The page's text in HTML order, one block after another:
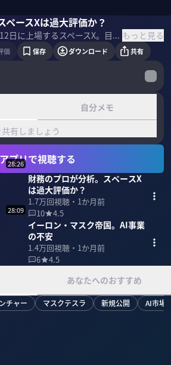
ペースXは過大評価か？
6月12日に上場するスペースX。目論見書から読み取れるスペースXの実態とは？財務戦略アドバイザーの田中慎一氏に分析してもらった。 ▼プロフィール 田中慎一｜財務戦略アドバイザー・インテグリティ代表 1972年東京都生まれ。慶応義塾大学経済学部卒業後、監査法人太田昭和センチュリー（現あずさ監査法人）、大和証券SMBC、UBS証券などを経て現職 ＜目次＞ もっと見る
価 保存 ダウンロード 共有
自分メモ
有しましょう
アプリで視聴する
28:26
財務のプロが分析。スペースX
は過大評価か？
1.7万回視聴・ 1か月前
10
4.5
28:09
イーロン・マスク帝国。AI事業
の不安
1.4万回視聴・ 1か月前
6
4.5
あなたへのおすすめ
チャー マスクテスラ 新規公開 AI市場